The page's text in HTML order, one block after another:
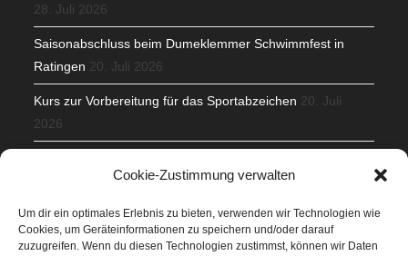
Cookie-Zustimmung verwalten
Um dir ein optimales Erlebnis zu bieten, verwenden wir Technologien wie
Cookies, um Geräteinformationen zu speichern und/oder darauf
zuzugreifen. Wenn du diesen Technologien zustimmst, können wir Daten
28. Juli 2026
Saisonabschluss beim Dumeklemmer Schwimmfest in
Ratingen 20. Juli 2026
Kurs zur Vorbereitung für das Sportabzeichen 20. Juli
2026
Veranstaltungen